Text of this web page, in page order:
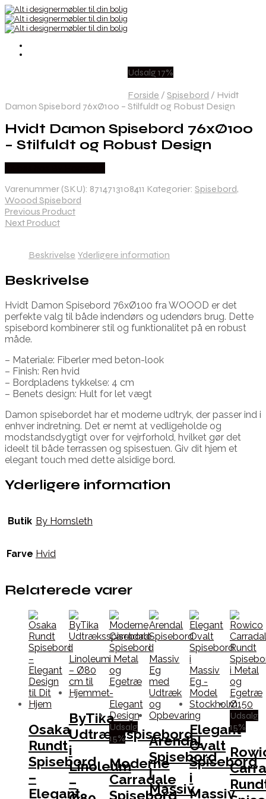
Udsalg 17%
Forside / Spisebord / Hvidt
Damon Spisebord 76xØ100 – Stilfuldt og Robust Design
Hvidt Damon Spisebord 76xØ100
– Stilfuldt og Robust Design
Varenummer (SKU): 8714713108411 Kategorier: Spisebord,
Woood Spisebord
Previous Product
Next Product
Beskrivelse Yderligere information
Beskrivelse
Hvidt Damon Spisebord 76xØ100 fra WOOOD er det
perfekte valg til både indendørs og udendørs brug. Dette
spisebord kombinerer stil og funktionalitet på en robust
måde.
– Materiale: Fiberler med beton-look
– Finish: Ren hvid
– Bordpladens tykkelse: 4 cm
– Benets design: Hult for let vægt
Damon spisebordet har et moderne udtryk, der passer ind i
enhver indretning. Det er nemt at vedligeholde og
modstandsdygtigt over for vejrforhold, hvilket gør det
ideelt til både terrassen og spisestuen. Giv dit hjem et
elegant touch med dette alsidige bord.
Yderligere information
Butik By Hornsleth
Farve Hvid
Relaterede varer
Osaka
Rundt
Spisebord
–
Elegant
ByTika
Udtræksspisebord
i
Linoleum
–
Udsalg
15%
Moderne
Carradale
Spisebord
Arendal
Spisebord
i
Massiv
Elegant
Ovalt
Spisebord
i
Massiv
Udsalg
15%